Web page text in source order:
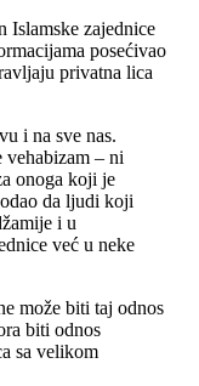
Islamske zajednice
posećivao
privatna lica
i na sve nas.
vehabizam – ni
onoga koji je
da ljudi koji
i u
već u neke
može biti taj odnos
biti odnos
sa velikom